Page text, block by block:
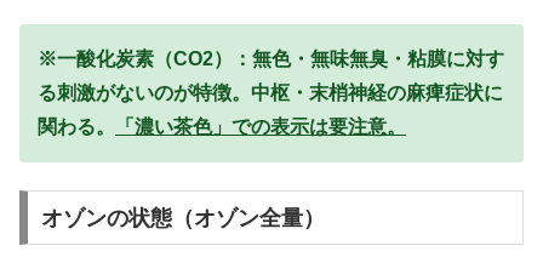
※一酸化炭素（CO2）：無色・無味無臭・粘膜に対す
る刺激がないのが特徴。中枢・末梢神経の麻痺症状に
関わる。
「濃い茶色」での表示は要注意。
オゾンの状態（オゾン全量）